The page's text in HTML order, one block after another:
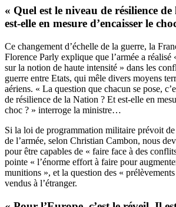
« Quel est le niveau de résilience
est-elle en mesure d’encaisser le
Ce changement d’échelle de la guerre, la
Florence Parly explique que l’armée a réalisé
sur la notion de haute intensité » dans les
guerre entre Etats, qui mêle divers moyens
aériens. « La question que chacun se pose,
de résilience de la Nation ? Et est-elle en
choc ? » interroge la ministre…
Si la loi de programmation militaire prévoit
de l’armée, selon Christian Cambon, nous
pour être capables de « faire face à des
pointe « l’énorme effort à faire pour
munitions », et la question des «
vendus à l’étranger.